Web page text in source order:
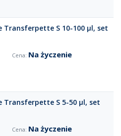
Transferpette S 10-100 µl, set
Na życzenie
Transferpette S 5-50 µl, set
Na życzenie